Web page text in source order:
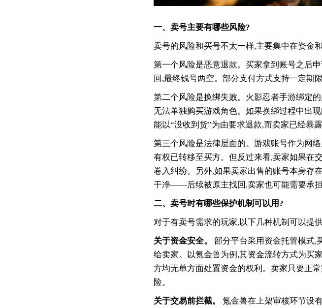
一、卖号主要有哪些风险?
卖号的风险和买号不太一样,主要集中在资金和
第一个风险是恶意退款。买家拿到账号之后
回,最终钱号两空。部分支付方式支持一定期
第二个风险是换绑失败。火影忍者手游绑定
无法单独购买游戏角色。如果换绑过程中出
能以“没收到货”为由要求退款,而卖家已经暴
第三个风险是法律层面的。游戏账号作为网
有权已转移至买方。但反过来看,卖家如果在
卷入纠纷。另外,如果卖家出售的账号本身
干净——后续被原主找回,卖家也可能需要承担
二、卖号时有哪些保护机制可以用?
对于有卖号需求的玩家,以下几种机制可以提
关于资金安全。
部分平台采用资金托管模式,
给卖家。以氪金兽为例,其资金流转方式为买
方均无单方面处置资金的权利。卖家只要正
险。
关于交易前拦截。
氪金兽在上架审核环节设